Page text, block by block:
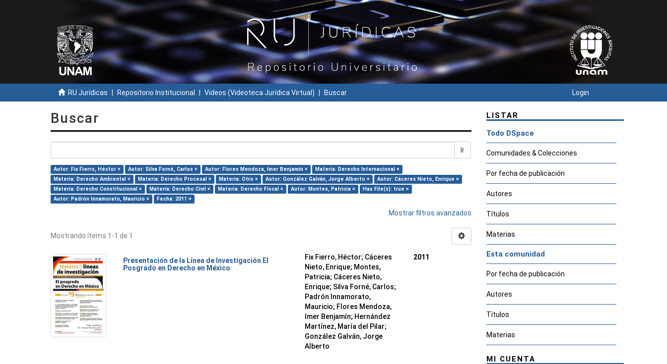
RU Jurídicas Repositorio Institucional Videos (Videoteca Jurídica Virtual) Buscar Login
Buscar
Ir
Autor: Fix Fierro, Héctor × Autor: Silva Forné, Carlos × Autor: Flores Mendoza, Imer Benjamín ×
Materia: Derecho Internacional ×
Materia: Derecho Ambiental ×
Materia: Derecho Procesal × Materia: Otro × Autor: González Galván, Jorge Alberto ×
Autor: Cáceres Nieto, Enrique ×
Materia: Derecho Constitucional ×
Materia: Derecho Civil × Materia: Derecho Fiscal × Autor: Montes, Patricia ×
Has File(s): true ×
Autor: Padrón Innamorato, Mauricio ×
Fecha: 2011 ×
Mostrar filtros avanzados
Mostrando ítems 1-1 de 1
Presentación de la Línea de Investigación El
Posgrado en Derecho en México
Fix Fierro, Héctor; Cáceres
Nieto, Enrique; Montes,
Patricia; Cáceres Nieto,
Enrique; Silva Forné, Carlos;
Padrón Innamorato,
Mauricio; Flores Mendoza,
Imer Benjamín; Hernández
Martínez, María del Pilar;
González Galván, Jorge
Alberto
2011
LISTAR
Todo DSpace
Comunidades & Colecciones
Por fecha de publicación
Autores
Títulos
Materias
Esta comunidad
Por fecha de publicación
Autores
Títulos
Materias
MI CUENTA